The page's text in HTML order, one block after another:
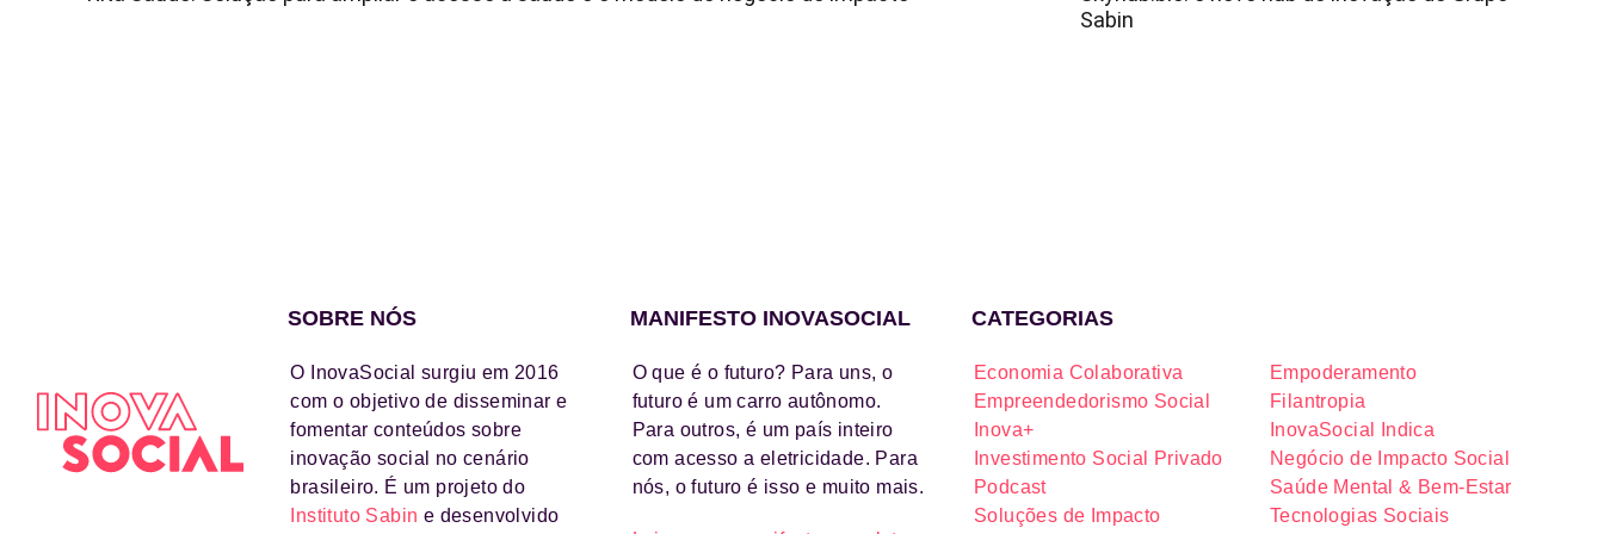
Sabin
SOBRE NÓS
O InovaSocial surgiu em 2016
com o objetivo de disseminar e
fomentar conteúdos sobre
inovação social no cenário
brasileiro. É um projeto do
Instituto Sabin e desenvolvido
MANIFESTO INOVASOCIAL
O que é o futuro? Para uns, o
futuro é um carro autônomo.
Para outros, é um país inteiro
com acesso a eletricidade. Para
nós, o futuro é isso e muito mais.
CATEGORIAS
Economia Colaborativa
Empoderamento
Empreendedorismo Social
Filantropia
Inova+
InovaSocial Indica
Investimento Social Privado
Negócio de Impacto Social
Podcast
Saúde Mental & Bem-Estar
Soluções de Impacto
Tecnologias Sociais